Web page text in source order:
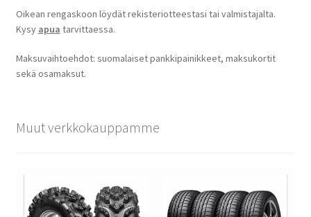
Oikean rengaskoon löydät rekisteriotteestasi tai valmistajalta.
Kysy apua tarvittaessa.
Maksuvaihtoehdot: suomalaiset pankkipainikkeet, maksukortit
sekä osamaksut.
Muut verkkokauppamme